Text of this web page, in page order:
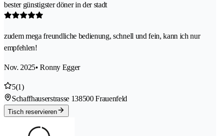
bester günstigster döner in der stadt
zudem mega freundliche bedienung, schnell und fein, kann ich nur
empfehlen!
Nov. 2025• Ronny Egger
5(1)
Schaffhauserstrasse 138500 Frauenfeld
Tisch reservieren